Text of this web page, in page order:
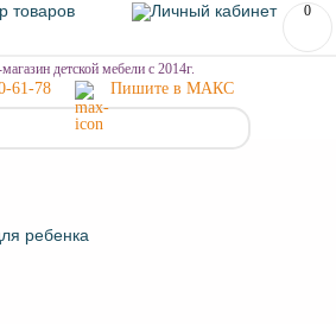
0
детской мебели с 2014г.
61-78 Пишите в МАКС
ребенка